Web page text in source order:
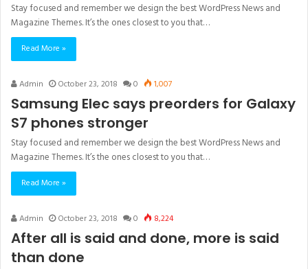
Stay focused and remember we design the best WordPress News and
Magazine Themes. It’s the ones closest to you that…
Read More »
Admin October 23, 2018 0 1,007
Samsung Elec says preorders for Galaxy
S7 phones stronger
Stay focused and remember we design the best WordPress News and
Magazine Themes. It’s the ones closest to you that…
Read More »
Admin October 23, 2018 0 8,224
After all is said and done, more is said
than done